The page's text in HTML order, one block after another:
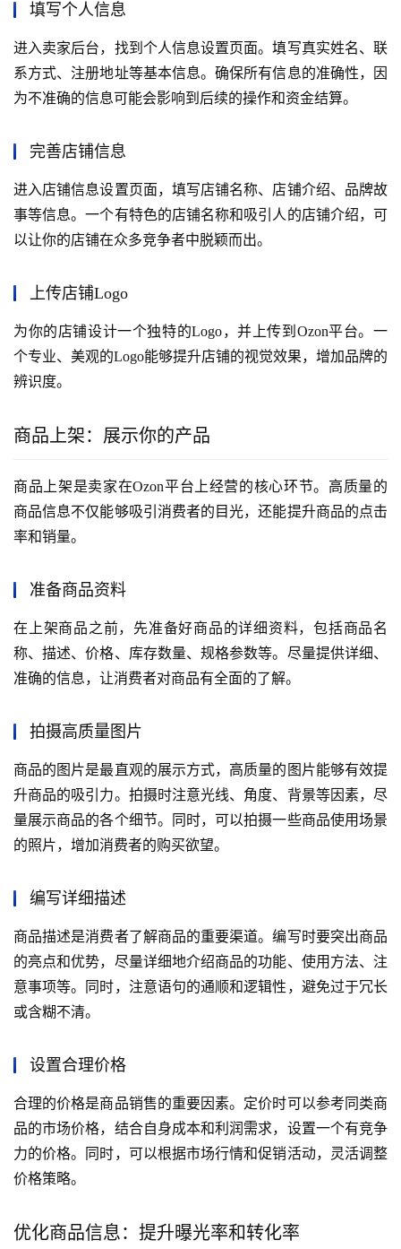
填写个人信息
进入卖家后台，找到个人信息设置页面。填写真实姓名、联
系方式、注册地址等基本信息。确保所有信息的准确性，因
为不准确的信息可能会影响到后续的操作和资金结算。
完善店铺信息
进入店铺信息设置页面，填写店铺名称、店铺介绍、品牌故
事等信息。一个有特色的店铺名称和吸引人的店铺介绍，可
以让你的店铺在众多竞争者中脱颖而出。
上传店铺Logo
为你的店铺设计一个独特的Logo，并上传到Ozon平台。一
个专业、美观的Logo能够提升店铺的视觉效果，增加品牌的
辨识度。
商品上架：展示你的产品
商品上架是卖家在Ozon平台上经营的核心环节。高质量的
商品信息不仅能够吸引消费者的目光，还能提升商品的点击
率和销量。
准备商品资料
在上架商品之前，先准备好商品的详细资料，包括商品名
称、描述、价格、库存数量、规格参数等。尽量提供详细、
准确的信息，让消费者对商品有全面的了解。
拍摄高质量图片
商品的图片是最直观的展示方式，高质量的图片能够有效提
升商品的吸引力。拍摄时注意光线、角度、背景等因素，尽
量展示商品的各个细节。同时，可以拍摄一些商品使用场景
的照片，增加消费者的购买欲望。
编写详细描述
商品描述是消费者了解商品的重要渠道。编写时要突出商品
的亮点和优势，尽量详细地介绍商品的功能、使用方法、注
意事项等。同时，注意语句的通顺和逻辑性，避免过于冗长
或含糊不清。
设置合理价格
合理的价格是商品销售的重要因素。定价时可以参考同类商
品的市场价格，结合自身成本和利润需求，设置一个有竞争
力的价格。同时，可以根据市场行情和促销活动，灵活调整
价格策略。
优化商品信息：提升曝光率和转化率